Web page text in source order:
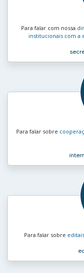
Para falar com nossa
institucionais com a
Para falar sobre
Para falar sobre